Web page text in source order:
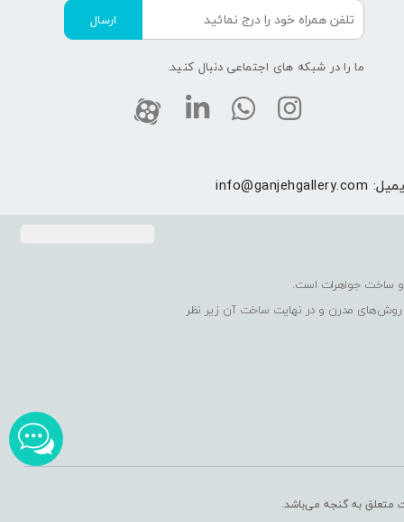
ارسال
ما را در شبکه های اجتماعی دنبال کنید.
info@ganjehgallery.com
روش‌های مدرن و در نهایت ساخت آن زیر نظر
متعلق به گنجه می‌باشد.